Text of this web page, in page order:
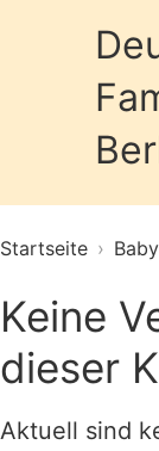
Startseite ›
Keine
dieser
Aktuell sind